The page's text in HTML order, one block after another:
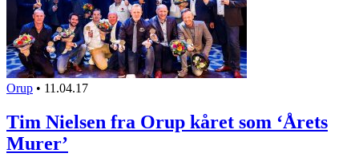
Orup • 11.04.17
Tim Nielsen fra Orup kåret som ‘Årets
Murer’